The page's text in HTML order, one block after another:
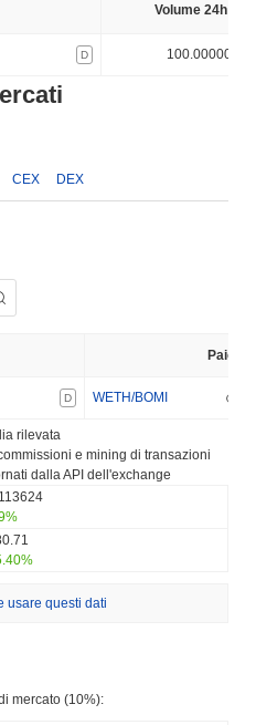
Volume 24h (%)
D 100.000000%
CEX DEX
Paio
D WETH/BOMI
rilevata
e mining di transazioni
dalla API dell'exchange
usare questi dati
mercato (10%):